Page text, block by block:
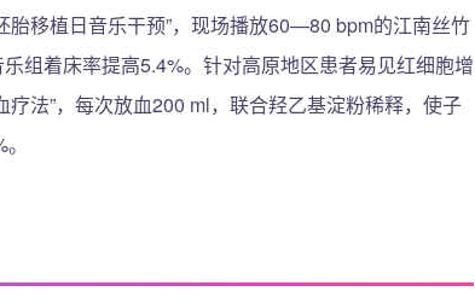
移植日音乐干预”，现场播放60—80 bpm的江南丝竹
组着床率提高5.4%。针对高原地区患者易见红细胞增
法”，每次放血200 ml，联合羟乙基淀粉稀释，使子